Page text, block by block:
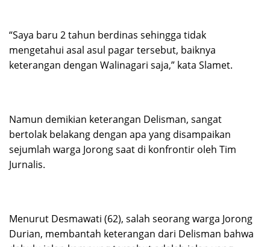
“Saya baru 2 tahun berdinas sehingga tidak
mengetahui asal asul pagar tersebut, baiknya
keterangan dengan Walinagari saja,” kata Slamet.
Namun demikian keterangan Delisman, sangat
bertolak belakang dengan apa yang disampaikan
sejumlah warga Jorong saat di konfrontir oleh Tim
Jurnalis.
Menurut Desmawati (62), salah seorang warga Jorong
Durian, membantah keterangan dari Delisman bahwa